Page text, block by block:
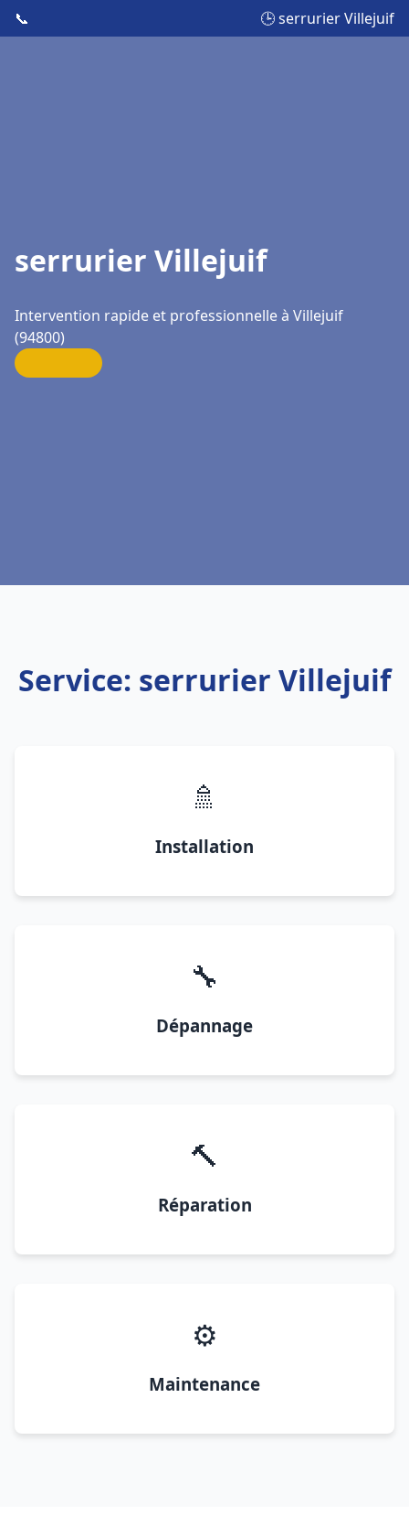
📞 🕒 serrurier Villejuif
serrurier Villejuif
Intervention rapide et professionnelle à Villejuif
(94800)
Service: serrurier Villejuif
🚿
Installation
🔧
Dépannage
🔨
Réparation
⚙️
Maintenance